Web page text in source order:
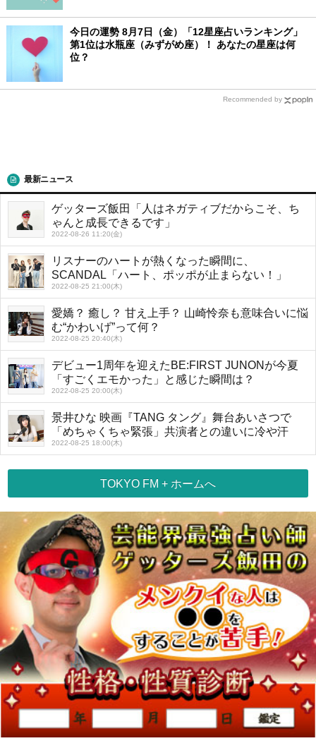
今日の運勢 8月7日（金）「12星座占いランキング」
第1位は水瓶座（みずがめ座）！ あなたの星座は何
位？
Recommended by
最新ニュース
ゲッターズ飯田「人はネガティブだからこそ、ち
ゃんと成長できるです」
2022-08-26 11:20(金)
リスナーのハートが熱くなった瞬間に、
SCANDAL「ハート、ポッポが止まらない！」
2022-08-25 21:00(木)
愛嬌？ 癒し？ 甘え上手？ 山崎怜奈も意味合いに悩
む“かわいげ”って何？
2022-08-25 20:40(木)
デビュー1周年を迎えたBE:FIRST JUNONが今夏
「すごくエモかった」と感じた瞬間は？
2022-08-25 20:00(木)
景井ひな 映画『TANG タング』舞台あいさつで
「めちゃくちゃ緊張」共演者との違いに冷や汗
2022-08-25 18:00(木)
TOKYO FM + ホームへ